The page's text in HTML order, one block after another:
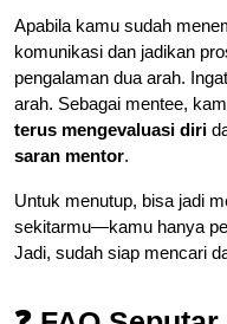
Apabila kamu sudah
komunikasi dan jadikan
pengalaman dua arah.
arah. Sebagai mentee,
terus mengevaluasi diri
saran mentor.
Untuk menutup, bisa jadi
sekitarmu—kamu hanya
Jadi, sudah siap mencari